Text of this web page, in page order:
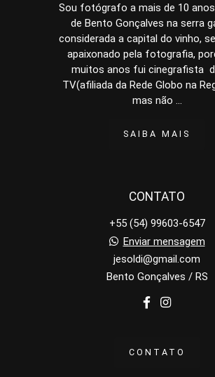
Sou fotógrafo a mais de 10
de Bento Gonçalves na serra
considerada a capital do vinho,
apaixonado pela fotografia,
muitos anos fui cinegrafista
TV(afiliada da Rede Globo na
mas não ...
SAIBA MAIS
CONTATO
+55 (54) 99603-6547
Enviar mensagem
jesoldi@gmail.com
Bento Gonçalves / RS
CONTATO